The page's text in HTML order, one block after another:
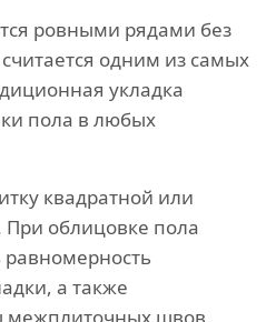
ровными рядами без
одним из самых
укладка
пола в любых
квадратной или
облицовке пола
а также